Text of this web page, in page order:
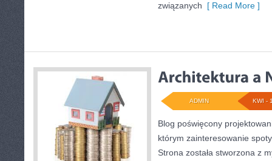
związanych [ Read More ]
KWI -
ADMIN
Blog poświęcony
którym zainteresowanie
Strona została stworzona z